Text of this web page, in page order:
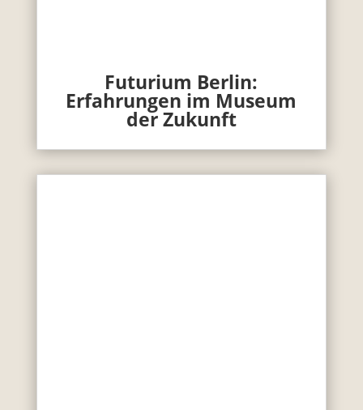
Futurium Berlin:
Erfahrungen im Museum
der Zukunft